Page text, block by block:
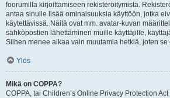
foorumilla kirjoittamiseen rekisteröitymistä.
antaa sinulle lisää ominaisuuksia käyttöön, jotka
käytettävissä. Näitä ovat mm. avatar-kuvan
sähköpostien lähettäminen muille käyttäjille,
Siihen menee aikaa vain muutamia hetkiä, joten se
Ylös
Mikä on COPPA?
COPPA, tai Children’s Online Privacy Protection